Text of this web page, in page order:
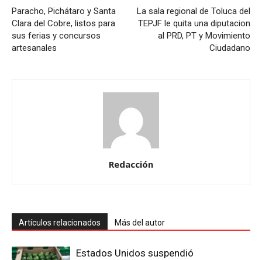
Paracho, Pichátaro y Santa
Clara del Cobre, listos para
sus ferias y concursos
artesanales
La sala regional de Toluca del
TEPJF le quita una diputacion
al PRD, PT y Movimiento
Ciudadano
Redacción
Artículos relacionados Más del autor
Estados Unidos suspendió